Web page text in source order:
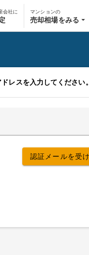
会社に マンションの
売却相場をみる
レスを入力してください。